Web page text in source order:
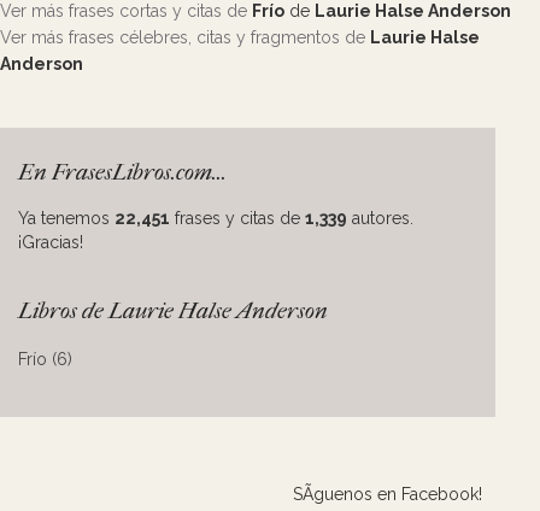
Ver más frases cortas y citas de Frío de Laurie Halse Anderson
Ver más frases célebres, citas y fragmentos de Laurie Halse
Anderson
En FrasesLibros.com...
Ya tenemos 22,451 frases y citas de 1,339 autores.
¡Gracias!
Libros de Laurie Halse Anderson
Frío (6)
SÃ­guenos en Facebook!